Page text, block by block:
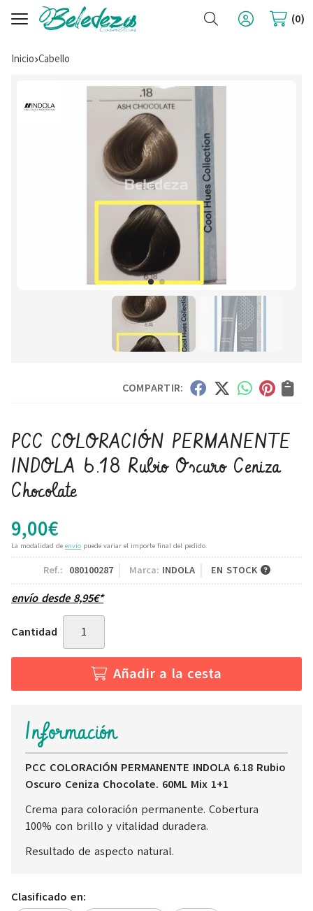
Buscar 0
Inicio cabello
COMPARTIR:
PCC COLORACIÓN PERMANENTE
INDOLA 6.18 Rubio Oscuro Ceniza
Chocolate
9,00€
La modalidad de envío puede variar el importe final del pedido.
Ref.: 080100287 Marca: INDOLA EN STOCK
envío desde 8,95€*
Cantidad
Añadir a la cesta
Información
PCC COLORACIÓN PERMANENTE INDOLA 6.18 Rubio
Oscuro Ceniza Chocolate. 60ML Mix 1+1
Crema para coloración permanente. Cobertura
100% con brillo y vitalidad duradera.
Resultado de aspecto natural.
Clasificado en: